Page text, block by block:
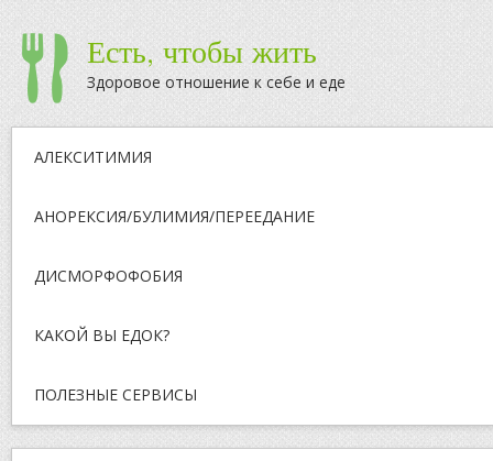
Есть, чтобы жить
Здоровое отношение к себе и еде
АЛЕКСИТИМИЯ
АНОРЕКСИЯ/БУЛИМИЯ/ПЕРЕЕДАНИЕ
ДИСМОРФОФОБИЯ
КАКОЙ ВЫ ЕДОК?
ПОЛЕЗНЫЕ СЕРВИСЫ